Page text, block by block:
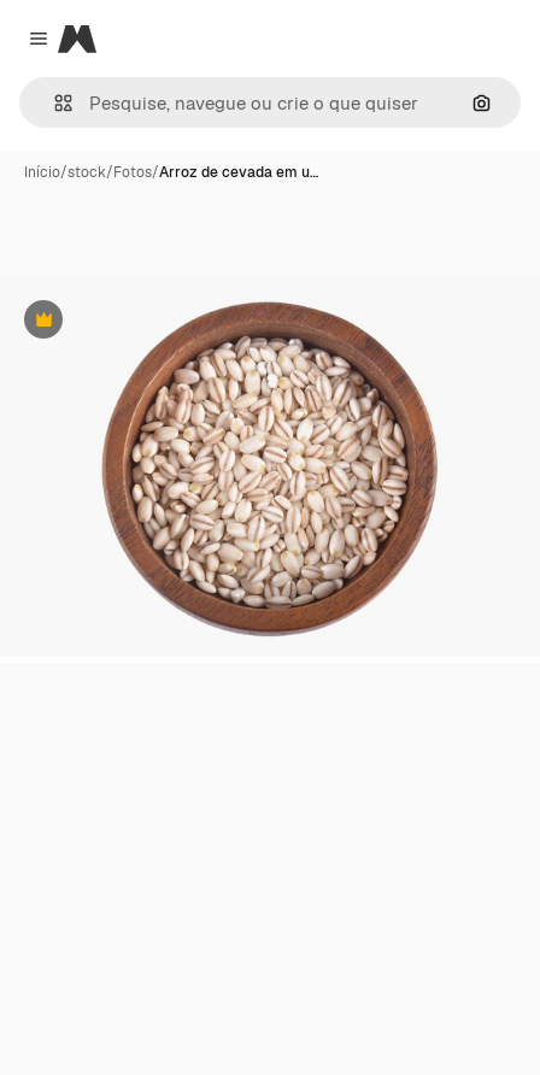
Close menu
Magnific
Início/stock/Fotos/Arroz de cevada em u…
Premium